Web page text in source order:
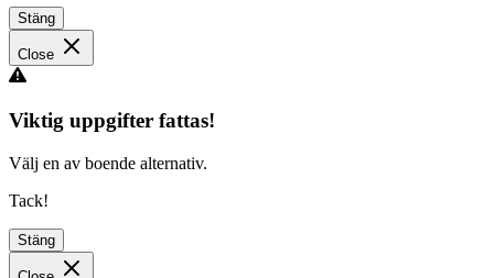
Stäng
Close
Viktig uppgifter fattas!
Välj en av boende alternativ.
Tack!
Stäng